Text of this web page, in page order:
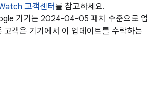
고객센터를 참고하세요.
기기는 2024-04-05 패치 수준으로 업
고객은 기기에서 이 업데이트를 수락하는